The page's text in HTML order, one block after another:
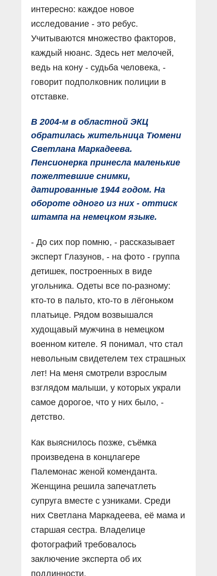
интересно: каждое новое
исследование - это ребус.
Учитываются множество факторов,
каждый нюанс. Здесь нет мелочей,
ведь на кону - судьба человека, -
говорит подполковник полиции в
отставке.
В 2004-м в областной ЭКЦ
обратилась жительница Тюмени
Светлана Маркадеева.
Пенсионерка принесла маленькие
пожелтевшие снимки,
датированные 1944 годом. На
обороте одного из них - оттиск
штампа на немецком языке.
- До сих пор помню, - рассказывает
эксперт Глазунов, - на фото - группа
детишек, построенных в виде
угольника. Одеты все по-разному:
кто-то в пальто, кто-то в лёгоньком
платьице. Рядом возвышался
худощавый мужчина в немецком
военном кителе. Я понимал, что стал
невольным свидетелем тех страшных
лет! На меня смотрели взрослым
взглядом малыши, у которых украли
самое дорогое, что у них было, -
детство.
Как выяснилось позже, съёмка
произведена в концлагере
Палемонас женой коменданта.
Женщина решила запечатлеть
супруга вместе с узниками. Среди
них Светлана Маркадеева, её мама и
старшая сестра. Владелице
фотографий требовалось
заключение эксперта об их
подлинности.